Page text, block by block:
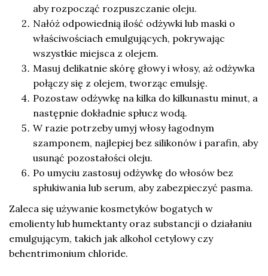
aby rozpocząć rozpuszczanie oleju.
Nałóż odpowiednią ilość odżywki lub maski o
właściwościach emulgujących, pokrywając
wszystkie miejsca z olejem.
Masuj delikatnie skórę głowy i włosy, aż odżywka
połączy się z olejem, tworząc emulsję.
Pozostaw odżywkę na kilka do kilkunastu minut, a
następnie dokładnie spłucz wodą.
W razie potrzeby umyj włosy łagodnym
szamponem, najlepiej bez silikonów i parafin, aby
usunąć pozostałości oleju.
Po umyciu zastosuj odżywkę do włosów bez
spłukiwania lub serum, aby zabezpieczyć pasma.
Zaleca się używanie kosmetyków bogatych w
emolienty lub humektanty oraz substancji o działaniu
emulgującym, takich jak alkohol cetylowy czy
behentrimonium chloride.